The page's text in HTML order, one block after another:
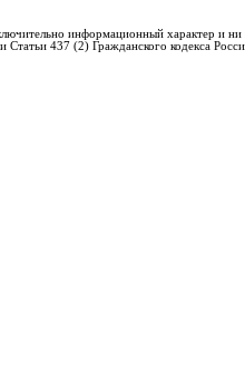
информационный характер и ни
437 (2) Гражданского кодекса